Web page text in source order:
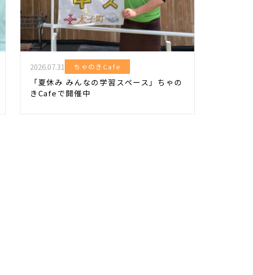
2026.07.31 ちゃのきCafe
「夏休み みんなの学習スペース」ちゃの
きCafeで開催中